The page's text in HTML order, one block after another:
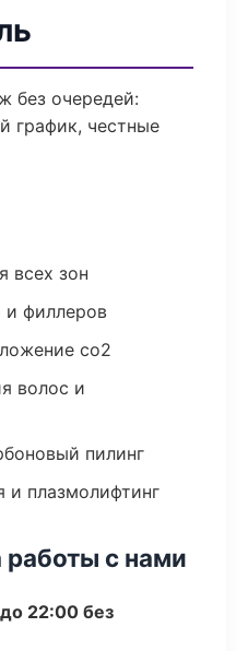
без очередей:
график, честные
всех зон
и филлеров
co2
волос и
пилинг
и плазмолифтинг
с нами
22:00 без